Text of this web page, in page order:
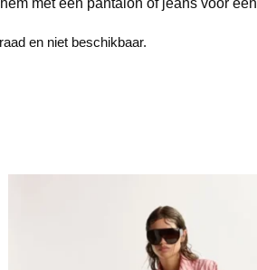
en niet beschikbaar.